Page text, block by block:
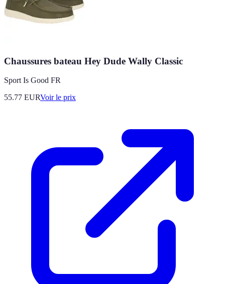
Chaussures bateau Hey Dude Wally Classic
Sport Is Good FR
55.77 EURVoir le prix